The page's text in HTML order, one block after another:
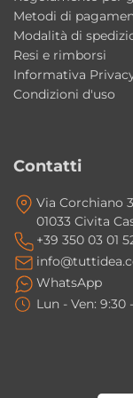
Colori:
Wc NORIM:
Bidet:
Tecnologia
Stile:
Perché
Una
combina
NORIM® e
Metodi di
Modalità di
Resi e rimborsi
Informativa
Condizioni d'uso
Contatti
Via Corchiano
01033 Civita
+39 350 03 01
WhatsApp
Lun - Ven: 9:30